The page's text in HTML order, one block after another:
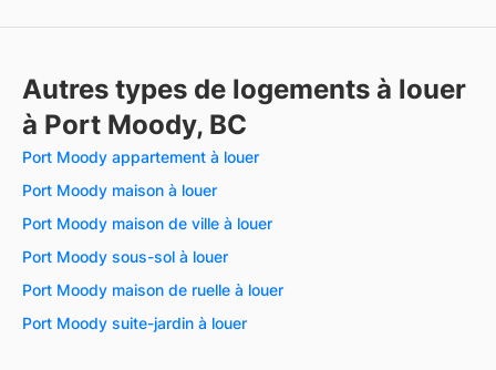
Autres types de logements à louer
à Port Moody, BC
Port Moody appartement à louer
Port Moody maison à louer
Port Moody maison de ville à louer
Port Moody sous-sol à louer
Port Moody maison de ruelle à louer
Port Moody suite-jardin à louer